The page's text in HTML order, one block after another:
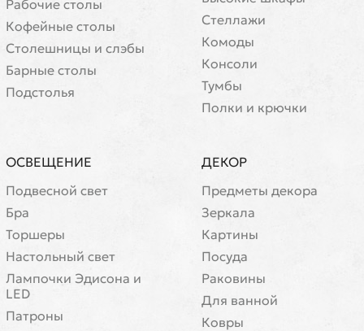
Рабочие столы
Кофейные столы
Cтолешницы и слэбы
Барные столы
Подстолья
Стеллажи
Комоды
Консоли
Тумбы
Полки и крючки
ОСВЕЩЕНИЕ
Подвесной свет
Бра
Торшеры
Настольный свет
Лампочки Эдисона и
LED
Патроны
ДЕКОР
Предметы декора
Зеркала
Картины
Посуда
Раковины
Для ванной
Ковры